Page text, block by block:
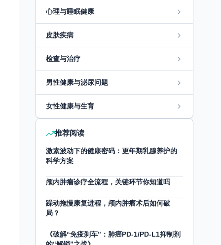
心理与睡眠健康
皮肤疾病
检查与治疗
男性健康与泌尿问题
女性健康与生育
推荐阅读
激素波动下的健康密码：更年期乳腺养护的
科学方案
颅内肿瘤诊疗全流程，关键环节你知道吗
躁动拖慢康复进程，颅内肿瘤术后如何破
局？
《破解“免疫刹车”：肺癌PD-1/PD-L1抑制剂